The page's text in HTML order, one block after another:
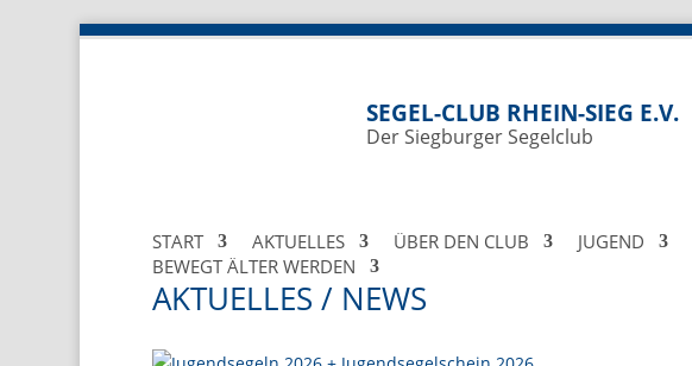
SEGEL-CLUB RHEIN-SIEG E.V.
Der Siegburger Segelclub
START AKTUELLES ÜBER DEN CLUB JUGEND
BEWEGT ÄLTER WERDEN
AKTUELLES / NEWS